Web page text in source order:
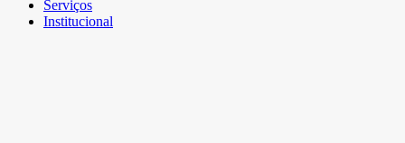
Serviços
Institucional